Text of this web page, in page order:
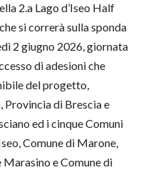
2.a Lago d’Iseo Half
si correrà sulla sponda
2 giugno 2026, giornata
di adesioni che
del progetto,
Provincia di Brescia e
ed i cinque Comuni
Comune di Marone,
Marasino e Comune di